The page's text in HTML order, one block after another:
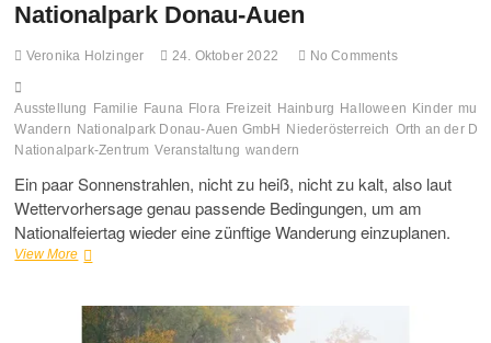
Nationalpark Donau-Auen
Veronika Holzinger 24. Oktober 2022 No Comments
Ausstellung Familie Fauna Flora Freizeit Hainburg Halloween Kinder
Wandern Nationalpark Donau-Auen GmbH Niederösterreich Orth an der
Nationalpark-Zentrum Veranstaltung wandern
Ein paar Sonnenstrahlen, nicht zu heiß, nicht zu kalt, also laut
Wettervorhersage genau passende Bedingungen, um am
Nationalfeiertag wieder eine zünftige Wanderung einzuplanen.
View MoreHerbstwanderungen
im
Nationalpark